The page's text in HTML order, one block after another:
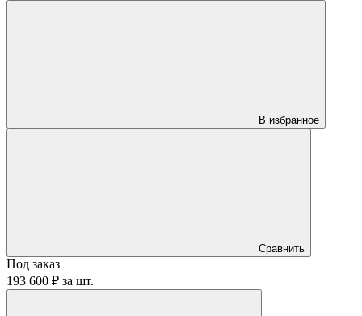
В избранное
Сравнить
Под заказ
193 600 ₽ за шт.